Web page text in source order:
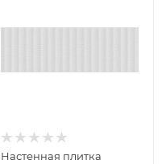
Настенная плитка